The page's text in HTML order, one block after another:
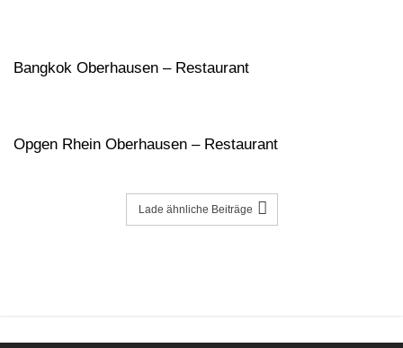
Bangkok Oberhausen – Restaurant
Opgen Rhein Oberhausen – Restaurant
Lade ähnliche Beiträge